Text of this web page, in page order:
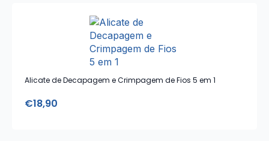
Alicate de Decapagem e Crimpagem de Fios 5 em 1
€18,90